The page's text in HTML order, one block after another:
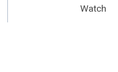
Watch